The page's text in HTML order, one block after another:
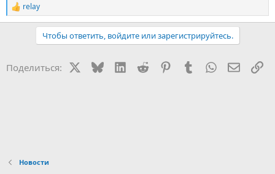
Р
е
и
relay
Чтобы ответить, войдите или зарегистрируйтесь.
Поделиться: BlueskyLinkedIn
Reddit PinterestTumblr WhatsApp
Новости